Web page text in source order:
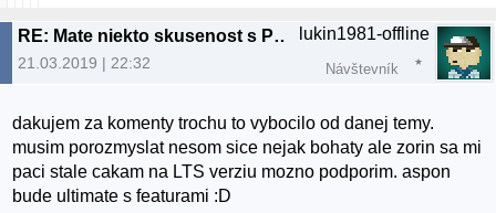
RE: Mate niekto skusenost s Paysafecard?
21.03.2019 | 22:32
lukin1981-offline
Návštevník
dakujem za komenty trochu to vybocilo od danej temy.
musim porozmyslat nesom sice nejak bohaty ale zorin sa mi
paci stale cakam na LTS verziu mozno podporim. aspon
bude ultimate s featurami :D